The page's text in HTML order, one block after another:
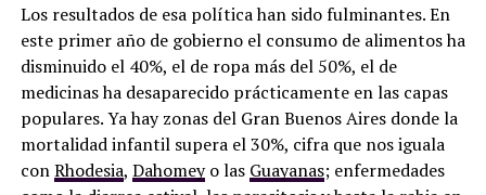
Los resultados de esa política han sido fulminantes. En
este primer año de gobierno el consumo de alimentos ha
disminuido el 40%, el de ropa más del 50%, el de
medicinas ha desaparecido prácticamente en las capas
populares. Ya hay zonas del Gran Buenos Aires donde la
mortalidad infantil supera el 30%, cifra que nos iguala
conRhodesia, Dahomeyo las Guayanas; enfermedades